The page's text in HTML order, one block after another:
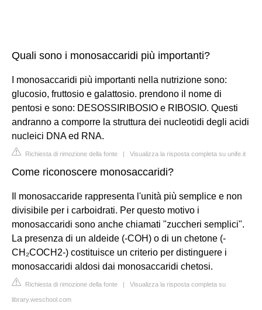
Quali sono i monosaccaridi più importanti?
I monosaccaridi più importanti nella nutrizione sono:
glucosio, fruttosio e galattosio. prendono il nome di
pentosi e sono: DESOSSIRIBOSIO e RIBOSIO. Questi
andranno a comporre la struttura dei nucleotidi degli acidi
nucleici DNA ed RNA.
Richiesta di rimozione della fonte | Visualizza la risposta completa su unife.it
Come riconoscere monosaccaridi?
Il monosaccaride rappresenta l'unità più semplice e non
divisibile per i carboidrati. Per questo motivo i
monosaccaridi sono anche chiamati "zuccheri semplici".
La presenza di un aldeide (-COH) o di un chetone (-
CH₂COCH2-) costituisce un criterio per distinguere i
monosaccaridi aldosi dai monosaccaridi chetosi.
Richiesta di rimozione della fonte | Visualizza la risposta completa su
library.weschool.com